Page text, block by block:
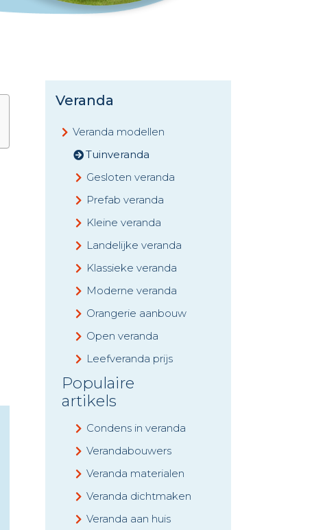
Veranda
Veranda modellen
Tuinveranda
Gesloten veranda
Prefab veranda
Kleine veranda
Landelijke veranda
Klassieke veranda
Moderne veranda
Orangerie aanbouw
Open veranda
Leefveranda prijs
Populaire
artikels
Condens in veranda
Verandabouwers
Veranda materialen
Veranda dichtmaken
Veranda aan huis